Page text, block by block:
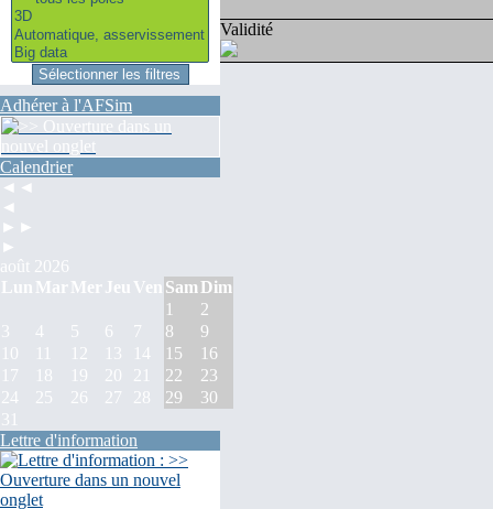
Adhérer à l'AFSim
Calendrier
◄◄
◄
►►
►
août 2026
Lun Mar Mer Jeu Ven Sam Dim
1
2
3
4 5 6 7 8
9
10
11 12 13 14 15
16
17
18 19 20 21 22
23
24
25 26 27 28 29
30
31
Lettre d'information
Validité